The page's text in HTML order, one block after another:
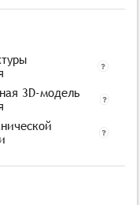
3D-модель